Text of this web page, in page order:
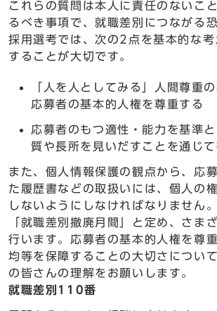
これらの質問は本人に責任のないこ
るべき事項で、就職差別につながる
採用選考では、次の2点を基本的な
することが大切です。
「人を人としてみる」人間尊重
応募者の基本的人権を尊重する
応募者のもつ適性・能力を基準
質や長所を見いだすことを通じて
また、個人情報保護の観点から、応
た履歴書などの取扱いには、個人の
しないようにしなければなりません
「就職差別撤廃月間」と定め、さま
行います。応募者の基本的人権を尊
均等を保障することの大切さについ
の皆さんの理解をお願いします。
就職差別110番